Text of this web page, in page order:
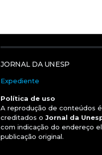
JORNAL DA UNESP
Expediente
Política de uso
A reprodução de conteúdos
creditados oJornal da
com indicação do endereço
publicação original.